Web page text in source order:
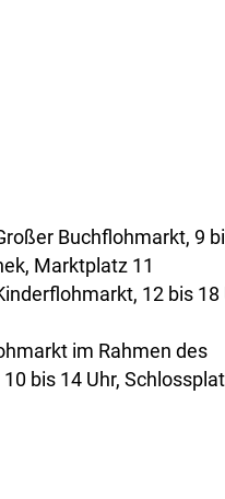
Buchflohmarkt, 9
Marktplatz 11
12 bis 18
im Rahmen des
bis 14 Uhr,